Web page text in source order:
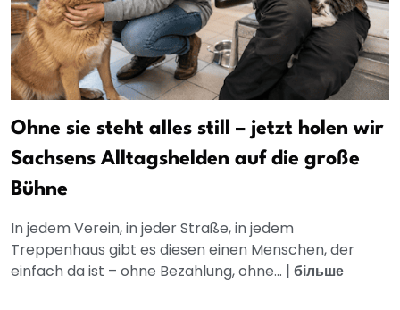
Ohne sie steht alles still – jetzt holen wir
Sachsens Alltagshelden auf die große
Bühne
In jedem Verein, in jeder Straße, in jedem
Treppenhaus gibt es diesen einen Menschen, der
einfach da ist – ohne Bezahlung, ohne... | більше